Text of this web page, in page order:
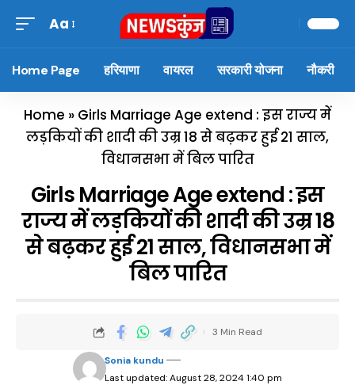
Aa
Home Page हरियाणा वायरल सरकारी योजना नौकरी
Home » Girls Marriage Age extend : इस राज्य में
लड़कियों की शादी की उम्र 18 से बढ़कर हुई 21 साल,
विधानसभा में बिल पारित
Girls Marriage Age extend : इस
राज्य में लड़कियों की शादी की उम्र 18
से बढ़कर हुई 21 साल, विधानसभा में
बिल पारित
Last updated: August 28, 2024 1:40 pm
Sonia kundu
3 Min Read